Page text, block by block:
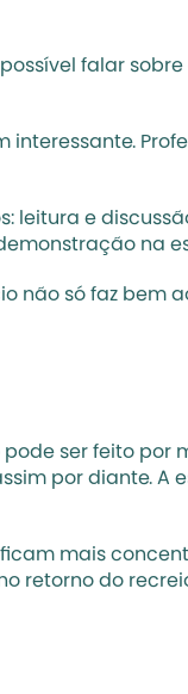
falar
leitura e
na
não só faz bem
ser feito por
por diante. A
mais
retorno do